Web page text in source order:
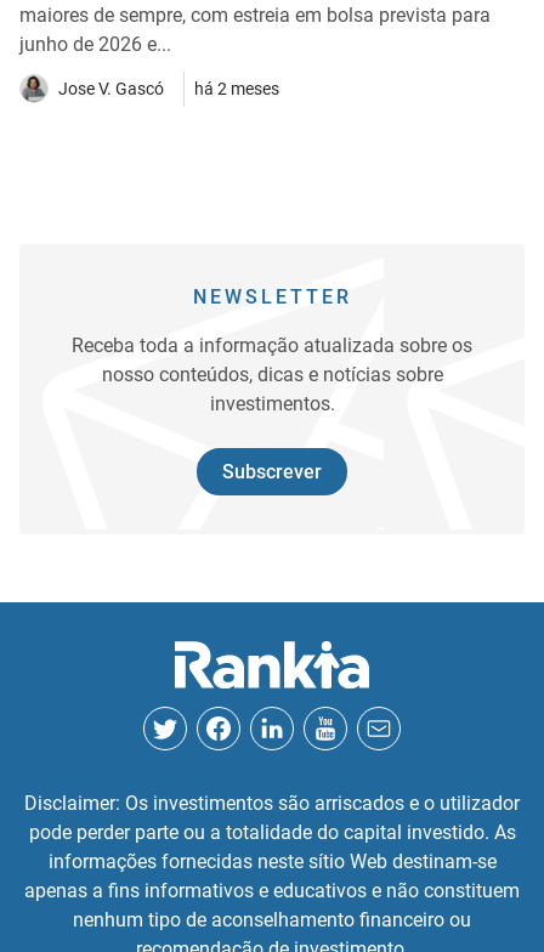
maiores de sempre, com estreia em bolsa prevista para
junho de 2026 e...
Jose V. Gascó há 2 meses
NEWSLETTER
Receba toda a informação atualizada sobre os
nosso conteúdos, dicas e notícias sobre
investimentos.
Subscrever
Disclaimer: Os investimentos são arriscados e o utilizador
pode perder parte ou a totalidade do capital investido. As
informações fornecidas neste sítio Web destinam-se
apenas a fins informativos e educativos e não constituem
nenhum tipo de aconselhamento financeiro ou